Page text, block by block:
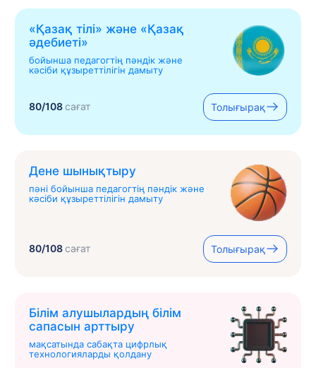
«Қазақ тілі» жəне «Қазақ
əдебиеті»
бойынша педагогтің пәндік және
кәсіби құзыреттілігін дамыту
80/108сағат Толығырақ
Дене шынықтыру
пәні бойынша педагогтің пәндік және
кәсіби құзыреттілігін дамыту
80/108сағат Толығырақ
Білім алушылардың білім
сапасын арттыру
мақсатында сабақта цифрлық
технологияларды қолдану